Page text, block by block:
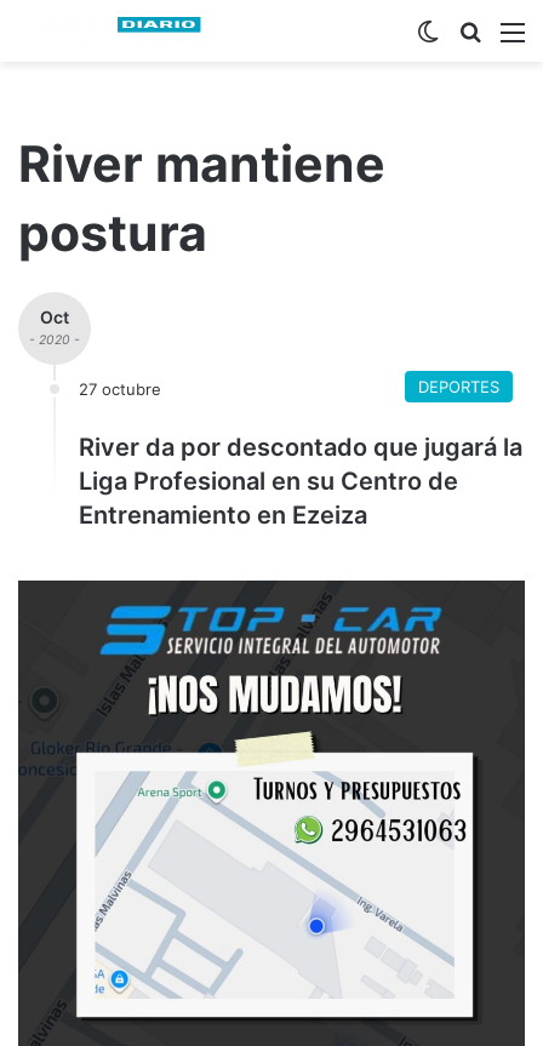
Buscar
Switch skin
River mantiene
postura
Oct
- 2020 -
27 octubre DEPORTES
River da por descontado que jugará la
Liga Profesional en su Centro de
Entrenamiento en Ezeiza